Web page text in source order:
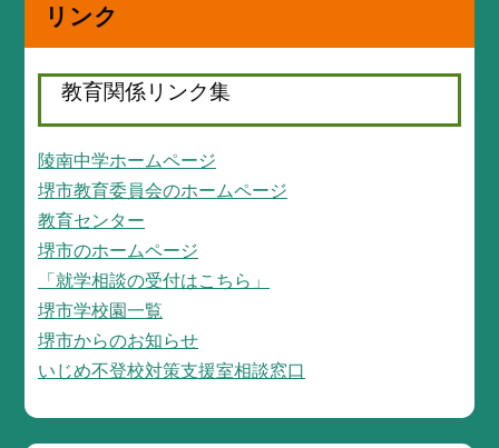
リンク
教育関係リンク集
陵南中学ホームページ
堺市教育委員会のホームページ
教育センター
堺市のホームページ
「就学相談の受付はこちら」
堺市学校園一覧
堺市からのお知らせ
いじめ不登校対策支援室相談窓口